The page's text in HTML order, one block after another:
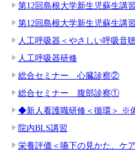
第12回島根大学新生児蘇生講習
第12回島根大学新生児蘇生講習
人工呼吸器＜やさしい呼吸音
人工呼吸器研修
総合セミナー 心臓診察②
総合セミナー 腹部診察①
◆新人看護職研修＜循環＞ ※
院内BLS講習
栄養評価＜嚥下の見かた、ケ